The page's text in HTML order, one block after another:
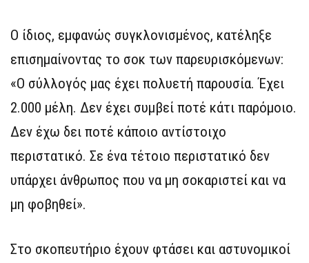
Ο ίδιος, εμφανώς συγκλονισμένος, κατέληξε
επισημαίνοντας το σοκ των παρευρισκόμενων:
«Ο σύλλογός μας έχει πολυετή παρουσία. Έχει
2.000 μέλη. Δεν έχει συμβεί ποτέ κάτι παρόμοιο.
Δεν έχω δει ποτέ κάποιο αντίστοιχο
περιστατικό. Σε ένα τέτοιο περιστατικό δεν
υπάρχει άνθρωπος που να μη σοκαριστεί και να
μη φοβηθεί».
Στο σκοπευτήριο έχουν φτάσει και αστυνομικοί